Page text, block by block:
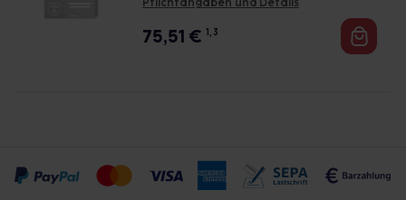
Pflichtangaben und Details
75,51 € 1, 3